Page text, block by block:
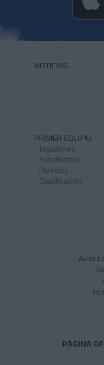
NOTICIAS
PRIMER EQUIPO
Jugadores
Estadísticas
Partidos
Clasificación
Aviso
PÀGINA